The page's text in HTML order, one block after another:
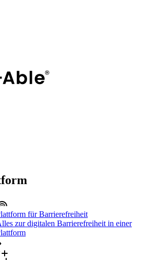
für Barrierefreiheit
zur digitalen Barrierefreiheit in einer